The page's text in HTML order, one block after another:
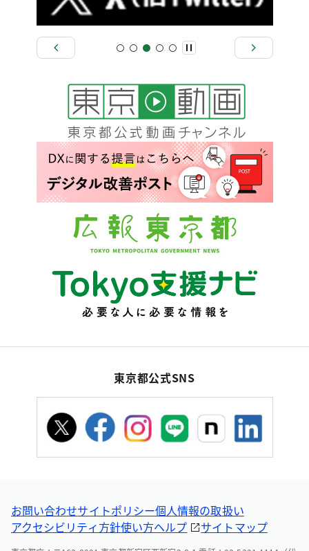
東京都公式SNS
お問い合わせサイトポリシー個人情報の取扱い
アクセシビリティ方針使い方ヘルプ サイトマップ